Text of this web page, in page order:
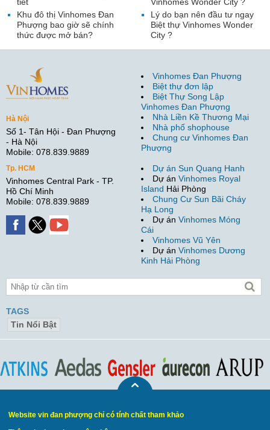
Lý do bạn nên đầu tư ngay
Biệt thự Vinhomes Wonder
City ?
Khu đô thị Vinhomes Đan
Phượng bao giờ sẽ chính
thức được mở bán?
Hà Nội
Số 1- Tân Hội - Đan Phượng
- Hà Nội
Mobile: 078.839.9889
Tp. HCM
Vinhomes Central Park - TP.
Hồ Chí Minh
Mobile: 078.839.9889
Vinhomes Đan Phượng
Biệt thự đơn lập
Biệt Thự Song Lập
Vinhomes Đan Phượng
Nhà Liền Kề Thương Mại
Nhà phố shophouse
Chung cư Vinhomes Đan
Phượng
Dự án Sun Quang Hanh
Dự án Vinhomes Royal
Island Hải Phòng
Chung Cư Sun Bãi Cháy
Hạ Long
Dự án Vinhomes Móng
Cái
Vinhomes Vũ Yên
Dự án Vinhomes Dương
Kinh Hải Phòng
TAGS
Tin Nổi Bật
Website vin đan phượng chỉ có tính chất tham khảo